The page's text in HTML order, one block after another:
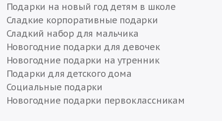
Подарки на новый год детям в школе
Сладкие корпоративные подарки
Сладкий набор для мальчика
Новогодние подарки для девочек
Новогодние подарки на утренник
Подарки для детского дома
Социальные подарки
Новогодние подарки первоклассникам